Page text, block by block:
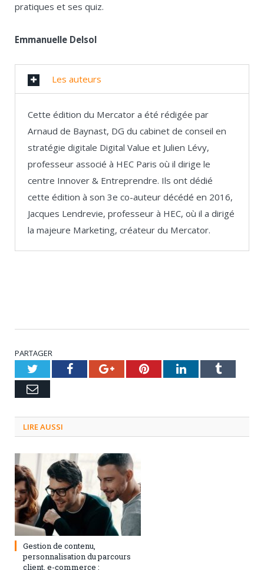
pratiques et ses quiz.
Emmanuelle Delsol
Les auteurs
Cette édition du Mercator a été rédigée par
Arnaud de Baynast, DG du cabinet de conseil en
stratégie digitale Digital Value et Julien Lévy,
professeur associé à HEC Paris où il dirige le
centre Innover & Entreprendre. Ils ont dédié
cette édition à son 3e co-auteur décédé en 2016,
Jacques Lendrevie, professeur à HEC, où il a dirigé
la majeure Marketing, créateur du Mercator.
PARTAGER
TwitterFacebookGoogle+PinterestLinkedInTumblr
Email
LIRE AUSSI
3 septembre 2024
Gestion de contenu,
personnalisation du parcours
client, e-commerce :